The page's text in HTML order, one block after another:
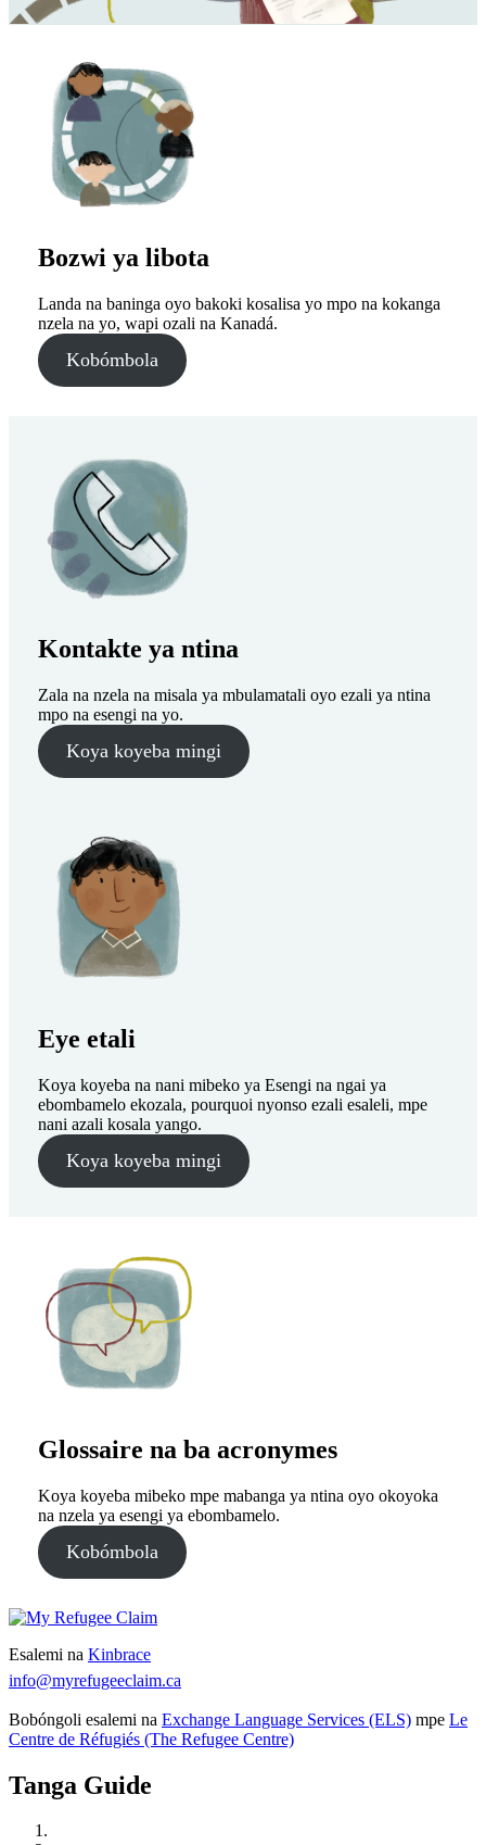
Bozwi ya libota
Landa na baninga oyo bakoki kosalisa yo mpo na kokanga
nzela na yo, wapi ozali na Kanadá.
Kobómbola
Kontakte ya ntina
Zala na nzela na misala ya mbulamatali oyo ezali ya ntina
mpo na esengi na yo.
Koya koyeba mingi
Eye etali
Koya koyeba na nani mibeko ya Esengi na ngai ya
ebombamelo ekozala, pourquoi nyonso ezali esaleli, mpe
nani azali kosala yango.
Koya koyeba mingi
Glossaire na ba acronymes
Koya koyeba mibeko mpe mabanga ya ntina oyo okoyoka
na nzela ya esengi ya ebombamelo.
Kobómbola
Esalemi na Kinbrace
info@myrefugeeclaim.ca
Bobóngoli esalemi na Exchange Language Services (ELS) mpe Le
Centre de Réfugiés (The Refugee Centre)
Tanga Guide